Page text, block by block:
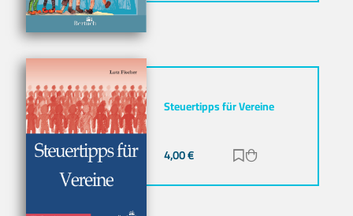
Steuertipps für Vereine
4,00€ Zur Merkliste